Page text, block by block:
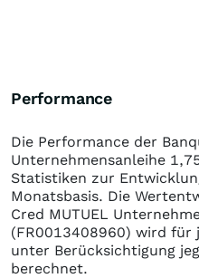
Performance
Die Performance der
Unternehmensanleihe
Statistiken zur
Monatsbasis. Die
Cred MUTUEL
(FR0013408960) wird für
unter Berücksichtigung
berechnet.